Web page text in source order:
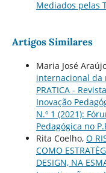
Mediados pelas
Artigos Similares
Maria José
internacional da
PRATICA -
Inovação
N.º 1 (2021):
Pedagógica no
Rita Coelho, O
COMO
DESIGN, NA